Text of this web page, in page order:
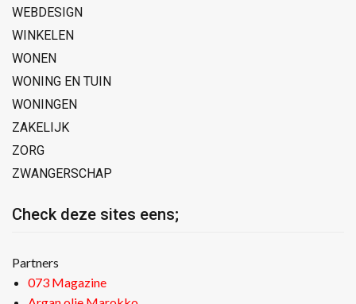
WEBDESIGN
WINKELEN
WONEN
WONING EN TUIN
WONINGEN
ZAKELIJK
ZORG
ZWANGERSCHAP
Check deze sites eens;
Partners
073 Magazine